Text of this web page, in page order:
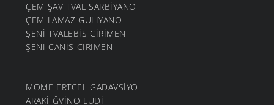
ÇEM ŞAV TVAL SARBİYANO
ÇEM LAMAZ GULİYANO
ŞENİ TVALEBİS CİRİMEN
ŞENİ CANIS CİRİMEN
MOME ERTCEL GADAVSİYO
ARAKİ ĞVİNO LUDİ